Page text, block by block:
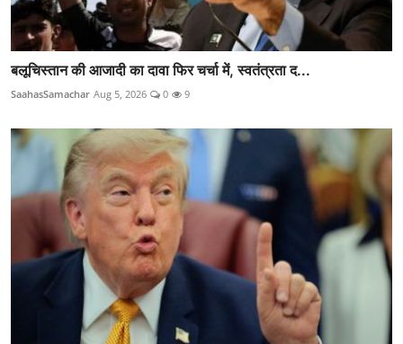
बलूचिस्तान की आजादी का दावा फिर चर्चा में, स्वतंत्रता द...
SaahasSamachar Aug 5, 2026 0 9